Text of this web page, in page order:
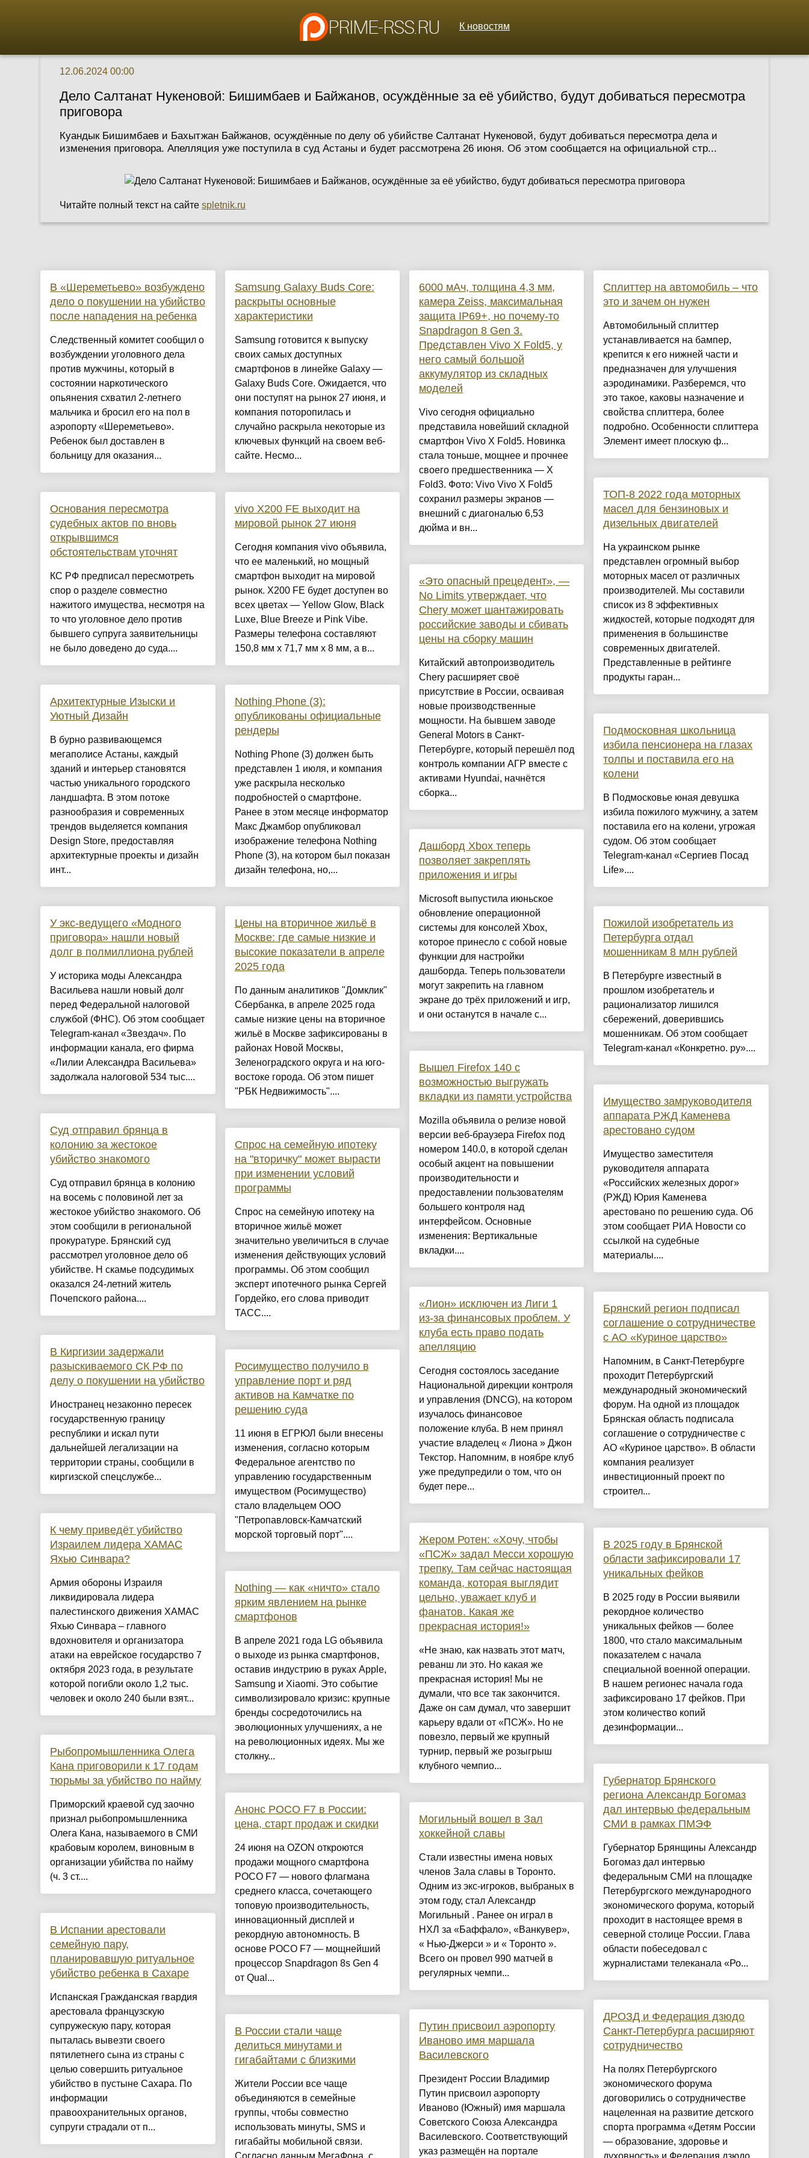
К новостям
12.06.2024 00:00
Дело Салтанат Нукеновой: Бишимбаев и Байжанов, осуждённые за её убийство, будут добиваться пересмотра
приговора
Куандык Бишимбаев и Бахытжан Байжанов, осуждённые по делу об убийстве Салтанат Нукеновой, будут добиваться пересмотра дела и
изменения приговора. Апелляция уже поступила в суд Астаны и будет рассмотрена 26 июня. Об этом сообщается на официальной стр...
Читайте полный текст на сайтеspletnik.ru
В «Шереметьево» возбуждено
дело о покушении на убийство
после нападения на ребенка
Следственный комитет сообщил о
возбуждении уголовного дела
против мужчины, который в
состоянии наркотического
опьянения схватил 2-летнего
мальчика и бросил его на пол в
аэропорту «Шереметьево».
Ребенок был доставлен в
больницу для оказания...
Основания пересмотра
судебных актов по вновь
открывшимся
обстоятельствам уточнят
КС РФ предписал пересмотреть
спор о разделе совместно
нажитого имущества, несмотря на
то что уголовное дело против
бывшего супруга заявительницы
не было доведено до суда....
Архитектурные Изыски и
Уютный Дизайн
​В бурно развивающемся
мегаполисе Астаны, каждый
зданий и интерьер становятся
частью уникального городского
ландшафта. В этом потоке
разнообразия и современных
трендов выделяется компания
Design Store, предоставляя
архитектурные проекты и дизайн
инт...
У экс-ведущего «Модного
приговора» нашли новый
долг в полмиллиона рублей
У историка моды Александра
Васильева нашли новый долг
перед Федеральной налоговой
службой (ФНС). Об этом сообщает
Telegram-канал «Звездач». По
информации канала, его фирма
«Лилии Александра Васильева»
задолжала налоговой 534 тыс....
Суд отправил брянца в
колонию за жестокое
убийство знакомого
Суд отправил брянца в колонию
на восемь с половиной лет за
жестокое убийство знакомого. Об
этом сообщили в региональной
прокуратуре. Брянский суд
рассмотрел уголовное дело об
убийстве. Н скамье подсудимых
оказался 24-летний житель
Почепского района....
В Киргизии задержали
разыскиваемого СК РФ по
делу о покушении на убийство
Иностранец незаконно пересек
государственную границу
республики и искал пути
дальнейшей легализации на
территории страны, сообщили в
киргизской спецслужбе...
К чему приведёт убийство
Израилем лидера ХАМАС
Яхью Синвара?
Армия обороны Израиля
ликвидировала лидера
палестинского движения ХАМАС
Яхью Синвара – главного
вдохновителя и организатора
атаки на еврейское государство 7
октября 2023 года, в результате
которой погибли около 1,2 тыс.
человек и около 240 были взят...
Рыбопромышленника Олега
Кана приговорили к 17 годам
тюрьмы за убийство по найму
Приморский краевой суд заочно
признал рыбопромышленника
Олега Кана, называемого в СМИ
крабовым королем, виновным в
организации убийства по найму
(ч. 3 ст....
В Испании арестовали
семейную пару,
планировавшую ритуальное
убийство ребенка в Сахаре
Испанская Гражданская гвардия
арестовала французскую
супружескую пару, которая
пыталась вывезти своего
пятилетнего сына из страны с
целью совершить ритуальное
убийство в пустыне Сахара. По
информации
правоохранительных органов,
супруги страдали от п...
Samsung Galaxy Buds Core:
раскрыты основные
характеристики
Samsung готовится к выпуску
своих самых доступных
смартфонов в линейке Galaxy —
Galaxy Buds Core. Ожидается, что
они поступят на рынок 27 июня, и
компания поторопилась и
случайно раскрыла некоторые из
ключевых функций на своем веб-
сайте. Несмо...
vivo X200 FE выходит на
мировой рынок 27 июня
Сегодня компания vivo объявила,
что ее маленький, но мощный
смартфон выходит на мировой
рынок. X200 FE будет доступен во
всех цветах — Yellow Glow, Black
Luxe, Blue Breeze и Pink Vibe.
Размеры телефона составляют
150,8 мм x 71,7 мм x 8 мм, а в...
Nothing Phone (3):
опубликованы официальные
рендеры
Nothing Phone (3) должен быть
представлен 1 июля, и компания
уже раскрыла несколько
подробностей о смартфоне.
Ранее в этом месяце информатор
Макс Джамбор опубликовал
изображение телефона Nothing
Phone (3), на котором был показан
дизайн телефона, но,...
Цены на вторичное жильё в
Москве: где самые низкие и
высокие показатели в апреле
2025 года
По данным аналитиков "Домклик"
Сбербанка, в апреле 2025 года
самые низкие цены на вторичное
жильё в Москве зафиксированы в
районах Новой Москвы,
Зеленоградского округа и на юго-
востоке города. Об этом пишет
"РБК Недвижимость"....
Спрос на семейную ипотеку
на "вторичку" может вырасти
при изменении условий
программы
Спрос на семейную ипотеку на
вторичное жильё может
значительно увеличиться в случае
изменения действующих условий
программы. Об этом сообщил
эксперт ипотечного рынка Сергей
Гордейко, его слова приводит
ТАСС....
Росимущество получило в
управление порт и ряд
активов на Камчатке по
решению суда
11 июня в ЕГРЮЛ были внесены
изменения, согласно которым
Федеральное агентство по
управлению государственным
имуществом (Росимущество)
стало владельцем ООО
"Петропавловск-Камчатский
морской торговый порт"....
Nothing — как «ничто» стало
ярким явлением на рынке
смартфонов
В апреле 2021 года LG объявила
о выходе из рынка смартфонов,
оставив индустрию в руках Apple,
Samsung и Xiaomi. Это событие
символизировало кризис: крупные
бренды сосредоточились на
эволюционных улучшениях, а не
на революционных идеях. Мы же
столкну...
Анонс POCO F7 в России:
цена, старт продаж и скидки
24 июня на OZON откроются
продажи мощного смартфона
POCO F7 — нового флагмана
среднего класса, сочетающего
топовую производительность,
инновационный дисплей и
рекордную автономность. В
основе POCO F7 — мощнейший
процессор Snapdragon 8s Gen 4
от Qual...
В России стали чаще
делиться минутами и
гигабайтами с близкими
Жители России все чаще
объединяются в семейные
группы, чтобы совместно
использовать минуты, SMS и
гигабайты мобильной связи.
6000 мАч, толщина 4,3 мм,
камера Zeiss, максимальная
защита IP69+, но почему-то
Snapdragon 8 Gen 3.
Представлен Vivo X Fold5, у
него самый большой
аккумулятор из складных
моделей
Vivo сегодня официально
представила новейший складной
смартфон Vivo X Fold5. Новинка
стала тоньше, мощнее и прочнее
своего предшественника — X
Fold3. Фото: Vivo Vivo X Fold5
сохранил размеры экранов —
внешний с диагональю 6,53
дюйма и вн...
«Это опасный прецедент», —
No Limits утверждает, что
Chery может шантажировать
российские заводы и сбивать
цены на сборку машин
Китайский автопроизводитель
Chery расширяет своё
присутствие в России, осваивая
новые производственные
мощности. На бывшем заводе
General Motors в Санкт-
Петербурге, который перешёл под
контроль компании АГР вместе с
активами Hyundai, начнётся
сборка...
Дашборд Xbox теперь
позволяет закреплять
приложения и игры
Microsoft выпустила июньское
обновление операционной
системы для консолей Xbox,
которое принесло с собой новые
функции для настройки
дашборда. Теперь пользователи
могут закрепить на главном
экране до трёх приложений и игр,
и они останутся в начале с...
Вышел Firefox 140 с
возможностью выгружать
вкладки из памяти устройства
Mozilla объявила о релизе новой
версии веб-браузера Firefox под
номером 140.0, в которой сделан
особый акцент на повышении
производительности и
предоставлении пользователям
большего контроля над
интерфейсом. Основные
изменения: Вертикальные
вкладки....
«Лион» исключен из Лиги 1
из-за финансовых проблем. У
клуба есть право подать
апелляцию
Сегодня состоялось заседание
Национальной дирекции контроля
и управления (DNCG), на котором
изучалось финансовое
положение клуба. В нем принял
участие владелец « Лиона » Джон
Текстор. Напомним, в ноябре клуб
уже предупредили о том, что он
будет пере...
Жером Ротен: «Хочу, чтобы
«ПСЖ» задал Месси хорошую
трепку. Там сейчас настоящая
команда, которая выглядит
цельно, уважает клуб и
фанатов. Какая же
прекрасная история!»
«Не знаю, как назвать этот матч,
реванш ли это. Но какая же
прекрасная история! Мы не
думали, что все так закончится.
Даже он сам думал, что завершит
карьеру вдали от «ПСЖ». Но не
повезло, первый же крупный
турнир, первый же розыгрыш
клубного чемпио...
Могильный вошел в Зал
хоккейной славы
Стали известны имена новых
членов Зала славы в Торонто.
Одним из экс-игроков, выбраных в
этом году, стал Александр
Могильный . Ранее он играл в
НХЛ за «Баффало», «Ванкувер»,
« Нью-Джерси » и « Торонто ».
Всего он провел 990 матчей в
регулярных чемпи...
Путин присвоил аэропорту
Иваново имя маршала
Василевского
Президент России Владимир
Путин присвоил аэропорту
Иваново (Южный) имя маршала
Советского Союза Александра
Василевского. Соответствующий
указ размещён на портале
Сплиттер на автомобиль – что
это и зачем он нужен
Автомобильный сплиттер
устанавливается на бампер,
крепится к его нижней части и
предназначен для улучшения
аэродинамики. Разберемся, что
это такое, каковы назначение и
свойства сплиттера, более
подробно. Особенности сплиттера
Элемент имеет плоскую ф...
ТОП-8 2022 года моторных
масел для бензиновых и
дизельных двигателей
На украинском рынке
представлен огромный выбор
моторных масел от различных
производителей. Мы составили
список из 8 эффективных
жидкостей, которые подходят для
применения в большинстве
современных двигателей.
Представленные в рейтинге
продукты гаран...
Подмосковная школьница
избила пенсионера на глазах
толпы и поставила его на
колени
В Подмосковье юная девушка
избила пожилого мужчину, а затем
поставила его на колени, угрожая
судом. Об этом сообщает
Telegram-канал «Сергиев Посад
Life»....
Пожилой изобретатель из
Петербурга отдал
мошенникам 8 млн рублей
В Петербурге известный в
прошлом изобретатель и
рационализатор лишился
сбережений, доверившись
мошенникам. Об этом сообщает
Telegram-канал «Конкретно. ру»....
Имущество замруководителя
аппарата РЖД Каменева
арестовано судом
Имущество заместителя
руководителя аппарата
«Российских железных дорог»
(РЖД) Юрия Каменева
арестовано по решению суда. Об
этом сообщает РИА Новости со
ссылкой на судебные
материалы....
Брянский регион подписал
соглашение о сотрудничестве
с АО «Куриное царство»
Напомним, в Санкт-Петербурге
проходит Петербургский
международный экономический
форум. На одной из площадок
Брянская область подписала
соглашение о сотрудничестве с
АО «Куриное царство». В области
компания реализует
инвестиционный проект по
строител...
В 2025 году в Брянской
области зафиксировали 17
уникальных фейков
В 2025 году в России выявили
рекордное количество
уникальных фейков — более
1800, что стало максимальным
показателем с начала
специальной военной операции.
В нашем регионес начала года
зафиксировано 17 фейков. При
этом количество копий
дезинформации...
Губернатор Брянского
региона Александр Богомаз
дал интервью федеральным
СМИ в рамках ПМЭФ
Губернатор Брянщины Александр
Богомаз дал интервью
федеральным СМИ на площадке
Петербургского международного
экономического форума, который
проходит в настоящее время в
северной столице России. Глава
области побеседовал с
журналистами телеканала «Ро...
ДРОЗД и Федерация дзюдо
Санкт-Петербурга расширяют
сотрудничество
На полях Петербургского
экономического форума
договорились о сотрудничестве
нацеленная на развитие детского
спорта программа «Детям России
— образование, здоровье и